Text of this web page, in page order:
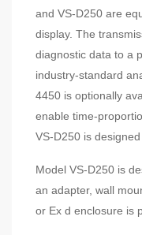
and VS-D250 are
display. The
diagnostic data to a
industry-standard
4450 is optionally
enable time-
VS-D250 is
Model VS-D250 is
an adapter, wall
or Ex d enclosure is